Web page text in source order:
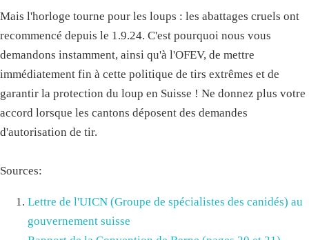
Mais l'horloge tourne pour les loups : les abattages cruels ont
recommencé depuis le 1.9.24. C'est pourquoi nous vous
demandons instamment, ainsi qu'à l'OFEV, de mettre
immédiatement fin à cette politique de tirs extrêmes et de
garantir la protection du loup en Suisse ! Ne donnez plus votre
accord lorsque les cantons déposent des demandes
d'autorisation de tir.
Sources:
Lettre de l'UICN (Groupe de spécialistes des canidés) au
gouvernement suisse